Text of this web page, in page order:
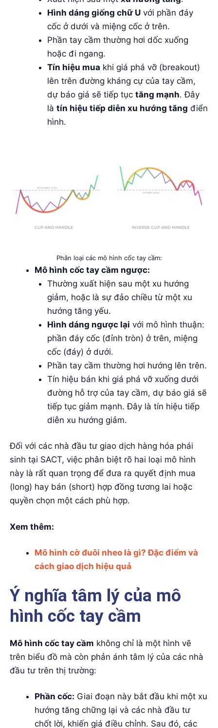
Hình dáng giống chữ Uvới phần đáy
cốc ở dưới và miệng cốc ở trên.
Phần tay cầm thường hơi dốc xuống
hoặc đi ngang.
Tín hiệu mua khi giá phá vỡ (breakout)
lên trên đường kháng cự của tay cầm,
dự báo giá sẽ tiếp tục tăng mạnh. Đây
là tín hiệu tiếp diễn xu hướng tăng điển
hình.
Phân loại các mô hình cốc tay cầm:
Mô hình cốc tay cầm ngược:
Thường xuất hiện sau một xu hướng
giảm, hoặc là sự đảo chiều từ một xu
hướng tăng yếu.
Hình dáng ngược lại với mô hình thuận:
phần đáy cốc (đỉnh tròn) ở trên, miệng
cốc (đáy) ở dưới.
Phần tay cầm thường hơi hướng lên trên.
Tín hiệu bán khi giá phá vỡ xuống dưới
đường hỗ trợ của tay cầm, dự báo giá sẽ
tiếp tục giảm mạnh. Đây là tín hiệu tiếp
diễn xu hướng giảm.
Đối với các nhà đầu tư giao dịch hàng hóa phái
sinh tại SACT, việc phân biệt rõ hai loại mô hình
này là rất quan trọng để đưa ra quyết định mua
(long) hay bán (short) hợp đồng tương lai hoặc
quyền chọn một cách phù hợp.
Xem thêm:
Mô hình cờ đuôi nheo là gì? Đặc điểm và
cách giao dịch hiệu quả
Ý nghĩa tâm lý của mô
hình cốc tay cầm
Mô hình cốc tay cầm không chỉ là một hình vẽ
trên biểu đồ mà còn phản ánh tâm lý của các nhà
đầu tư trên thị trường:
Phần cốc: Giai đoạn này bắt đầu khi một xu
hướng tăng chững lại và các nhà đầu tư
chốt lời, khiến giá điều chỉnh. Sau đó, các